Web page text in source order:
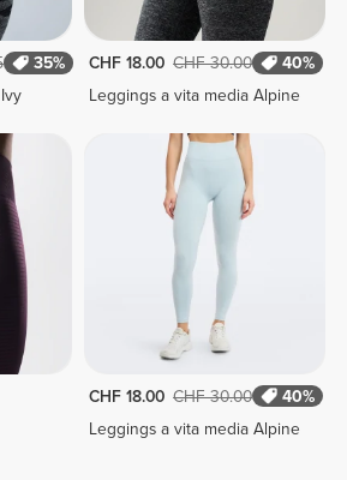
35%
CHF 18.00 CHF 30.00
40%
Leggings a vita media Alpine
CHF 18.00 CHF 30.00
40%
Leggings a vita media Alpine